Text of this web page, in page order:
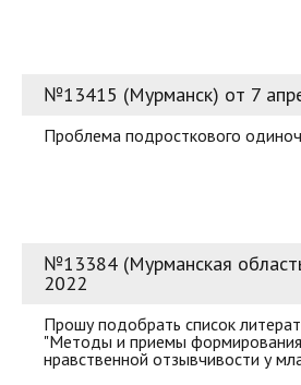
№13415 (Мурманск) от 7
Проблема подросткового
№13384 (Мурманская
2022
Прошу подобрать список
"Методы и приемы
нравственной отзывчивости у